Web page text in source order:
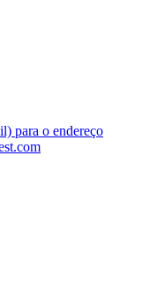
para o endereço